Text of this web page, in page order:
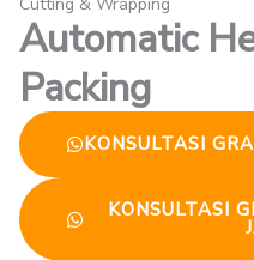
Automatic
Packing
KONSULTASI
KONSULTASI